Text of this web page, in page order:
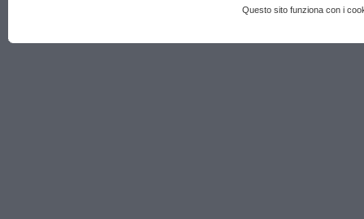
Questo sito funziona con i